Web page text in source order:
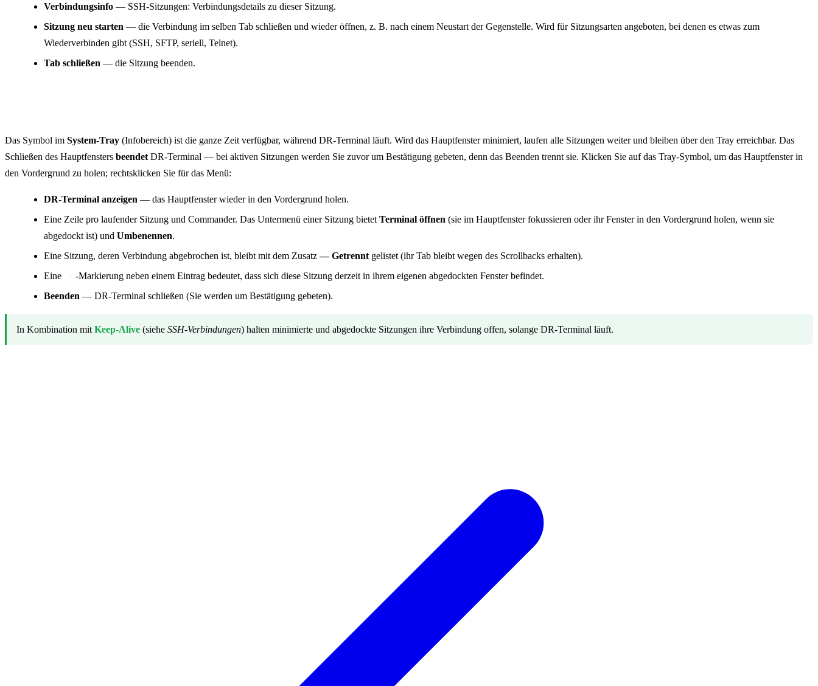
Verbindungsinfo — SSH-Sitzungen: Verbindungsdetails zu dieser Sitzung.
Sitzung neu starten — die Verbindung im selben Tab schließen und wieder öffnen, z. B. nach einem Neustart der Gegenstelle. Wird für Sitzungsarten angeboten, bei denen es etwas zum
Wiederverbinden gibt (SSH, SFTP, seriell, Telnet).
Tab schließen — die Sitzung beenden.
Das Symbol im System-Tray (Infobereich) ist die ganze Zeit verfügbar, während DR-Terminal läuft. Wird das Hauptfenster minimiert, laufen alle Sitzungen weiter und bleiben über den Tray erreichbar. Das
Schließen des Hauptfensters beendet DR-Terminal — bei aktiven Sitzungen werden Sie zuvor um Bestätigung gebeten, denn das Beenden trennt sie. Klicken Sie auf das Tray-Symbol, um das Hauptfenster in
den Vordergrund zu holen; rechtsklicken Sie für das Menü:
DR-Terminal anzeigen — das Hauptfenster wieder in den Vordergrund holen.
Eine Zeile pro laufender Sitzung und Commander. Das Untermenü einer Sitzung bietet Terminal öffnen (sie im Hauptfenster fokussieren oder ihr Fenster in den Vordergrund holen, wenn sie
abgedockt ist) und Umbenennen.
Eine Sitzung, deren Verbindung abgebrochen ist, bleibt mit dem Zusatz— Getrennt gelistet (ihr Tab bleibt wegen des Scrollbacks erhalten).
Eine
-Markierung neben einem Eintrag bedeutet, dass sich diese Sitzung derzeit in ihrem eigenen abgedockten Fenster befindet.
Beenden — DR-Terminal schließen (Sie werden um Bestätigung gebeten).
In Kombination mit Keep-Alive (siehe SSH-Verbindungen) halten minimierte und abgedockte Sitzungen ihre Verbindung offen, solange DR-Terminal läuft.